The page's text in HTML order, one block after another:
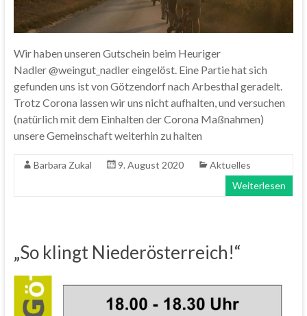
Wir haben unseren Gutschein beim Heuriger
Nadler @weingut_nadler eingelöst. Eine Partie hat sich
gefunden uns ist von Götzendorf nach Arbesthal geradelt.
Trotz Corona lassen wir uns nicht aufhalten, und versuchen
(natürlich mit dem Einhalten der Corona Maßnahmen)
unsere Gemeinschaft weiterhin zu halten
Barbara Zukal 9. August 2020
Aktuelles
Weiterlesen
„So klingt Niederösterreich!“